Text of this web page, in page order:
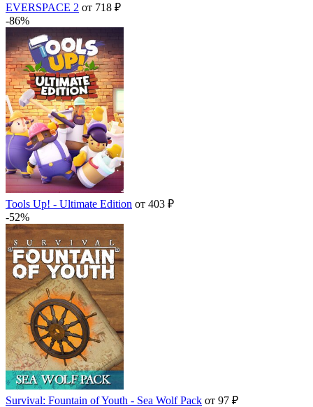
EVERSPACE 2 от 718 ₽
-86%
Tools Up! - Ultimate Edition от 403 ₽
-52%
Survival: Fountain of Youth - Sea Wolf Pack от 97 ₽